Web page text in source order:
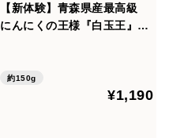
【新体験】青森県産最高級
にんにくの王様『白玉王』
が生んだ最高品種にんにく～
約150g
¥1,190